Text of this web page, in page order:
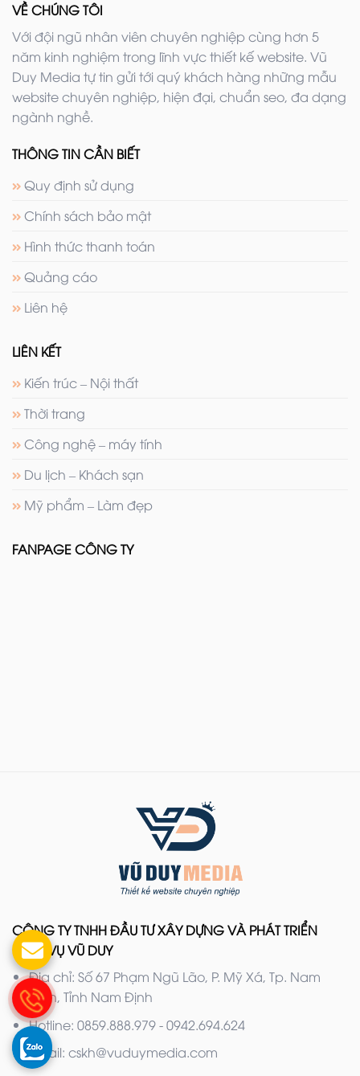
VỀ CHÚNG TÔI
Với đội ngũ nhân viên chuyên nghiệp cùng hơn 5
năm kinh nghiệm trong lĩnh vực thiết kế website. Vũ
Duy Media tự tin gửi tới quý khách hàng những mẫu
website chuyên nghiệp, hiện đại, chuẩn seo, đa dạng
ngành nghề.
THÔNG TIN CẦN BIẾT
Quy định sử dụng
Chính sách bảo mật
Hình thức thanh toán
Quảng cáo
Liên hệ
LIÊN KẾT
Kiến trúc – Nội thất
Thời trang
Công nghệ – máy tính
Du lịch – Khách sạn
Mỹ phẩm – Làm đẹp
FANPAGE CÔNG TY
CÔNG TY TNHH ĐẦU TƯ XÂY DỰNG VÀ PHÁT TRIỂN
DỊCH VỤ VŨ DUY
Địa chỉ: Số 67 Phạm Ngũ Lão, P. Mỹ Xá, Tp. Nam
Định, Tỉnh Nam Định
Hotline: 0859.888.979 - 0942.694.624
Email: cskh@vuduymedia.com